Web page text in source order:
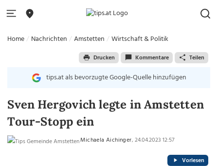
Home Nachrichten Amstetten Wirtschaft & Politik
Drucken Kommentare Teilen
tips.at als bevorzugte Google-Quelle hinzufügen
Sven Hergovich legte in Amstetten
Tour-Stopp ein
Michaela Aichinger, 24.04.2023 12:57
Vorlesen